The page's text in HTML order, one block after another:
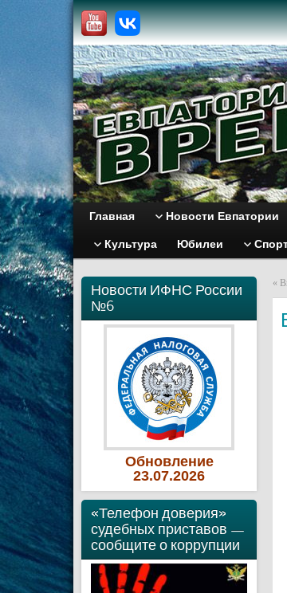
Главная Новости Евпатории
Культура Юбилеи
Новости ИФНС России
№6
Обновление
23.07.2026
«Телефон доверия»
судебных приставов —
сообщите о коррупции
«